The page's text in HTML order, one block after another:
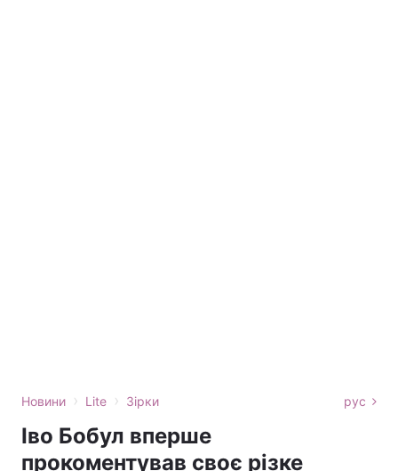
Новини › Lite › Зірки рус
Іво Бобул вперше
прокоментував своє різке